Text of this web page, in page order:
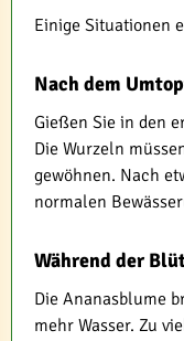
Einige Situationen
Nach dem
Gießen Sie in den
Die Wurzeln
gewöhnen. Nach
normalen
Während der
Die Ananasblume
mehr Wasser. Zu